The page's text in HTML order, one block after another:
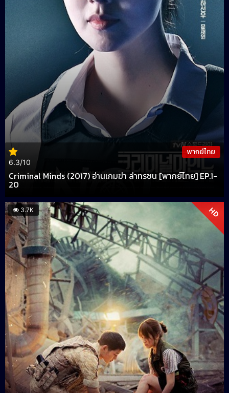
6.3/10
พากย์ไทย
Criminal Minds (2017) อ่านเกมฆ่า ล่าทรชน [พากย์ไทย] EP.1-
20
3.7K HD